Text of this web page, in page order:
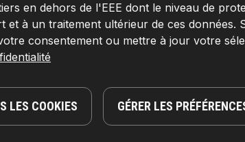
en dehors de l'EEE dont le niveau de
à un traitement ultérieur de ces données.
consentement ou mettre à jour votre
LES COOKIES GÉRER LES
56V0013
RIDEX Bouchon de liquide de
Couleur:noir,Pression d'ouverture [bar]:2,
56V0014